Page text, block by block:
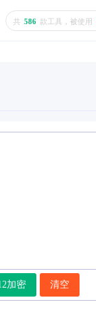
共 586 款工具，被使用
加密 清空